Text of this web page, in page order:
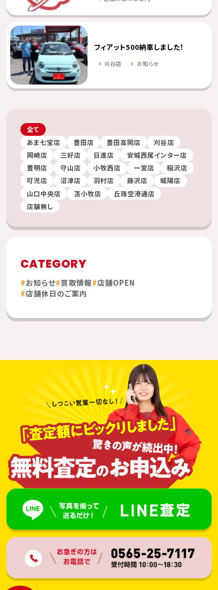
フィアット500納車しました！
刈谷店 お知らせ
全て
あま七宝店
豊田店 豊田高岡店
刈谷店
岡崎店
三好店 日進店
安城西尾インター店
豊明店
守山店 小牧西店 一宮店
稲沢店
可児店
沼津店 羽村店 藤沢店
城陽店
山口中央店
苫小牧店
丘珠空港通店
店舗無し
CATEGORY
お知らせ 買取情報 店舗OPEN
店舗休日のご案内